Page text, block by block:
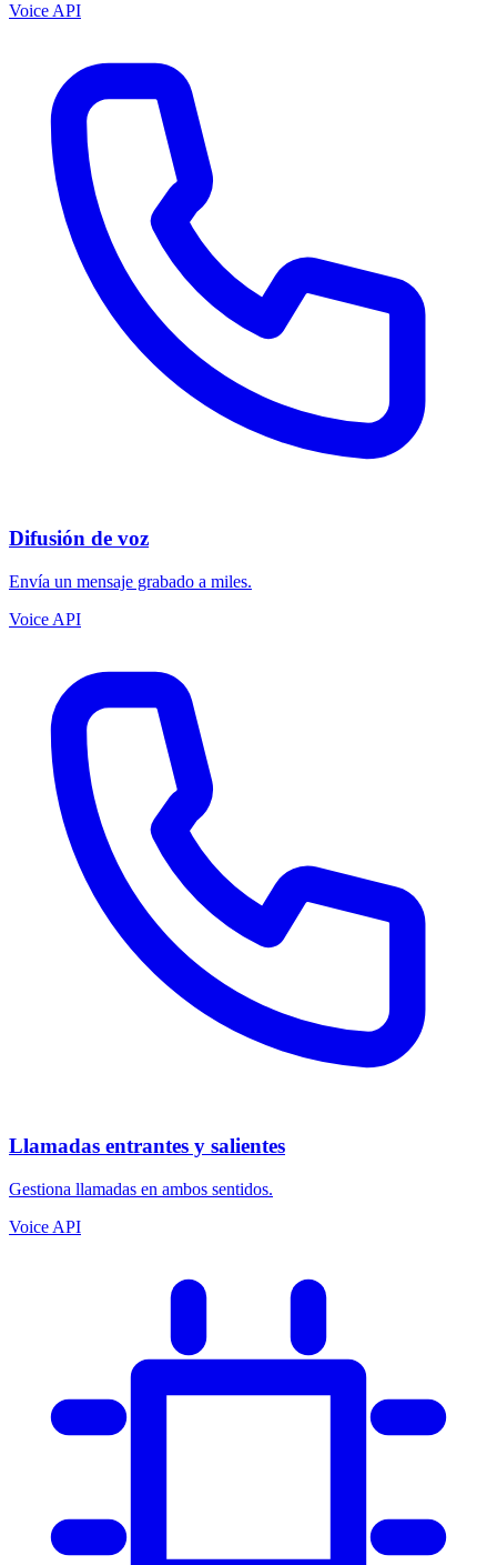
Voice API
Difusión de voz
Envía un mensaje grabado a miles.
Voice API
Llamadas entrantes y salientes
Gestiona llamadas en ambos sentidos.
Voice API